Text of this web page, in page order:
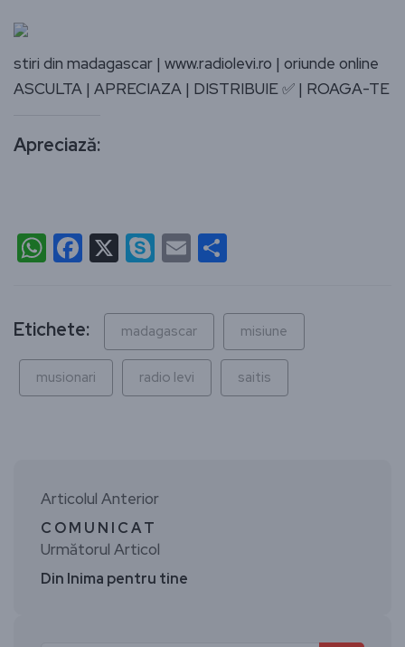
stiri din madagascar | www.radiolevi.ro | oriunde online
ASCULTA | APRECIAZA | DISTRIBUIE ✅ | ROAGA-TE
Apreciază:
WhatsApp
Facebook
X Skype
Email
Etichete: madagascar misiune
musionari radio levi saitis
Articolul Anterior
C O M U N I C A T
Următorul Articol
Din Inima pentru tine